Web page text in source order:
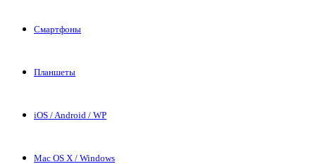
Смартфоны
Планшеты
iOS / Android / WP
Mac OS X / Windows